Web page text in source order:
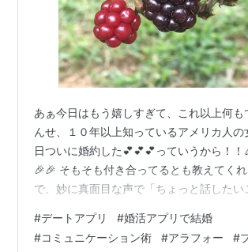
あぁ今日はもう嬉しすぎて、これ以上何も
んせ、１０年以上知っているアメリカ人の
日ついに婚約した💕💕💕っていうから！！
🎉🎉 そもそも付き合ってるとも教えてく
で、妙に真面目な声で「ちょっと話したい
昨日プロポーズされたの」なんて爆弾を落
で、もう頭の中が情報過多で処理しきれな
#デートアプリ #婚活アプリで結婚
#コミュニケーション術 #アラフォー #